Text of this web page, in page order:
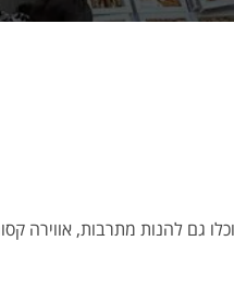
גם להנות מתרבות, אווירה